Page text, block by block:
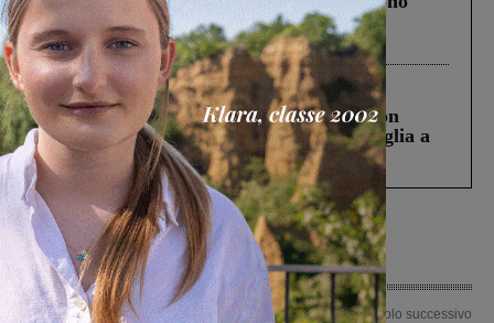
Gianni, Giulia e Franco. Lo schianto, il
processo, lo stop ai sorpassi fra tir....
Cronaca 3 Agosto 2026
Scomparso da una struttura di Castiglion
Fiorentino l’uomo che aveva ucciso la figlia a
Levane nel 2020
Articolo precedente
Articolo successivo